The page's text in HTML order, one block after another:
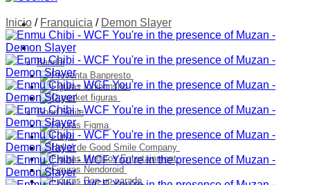
FIGURAS
Bandai
Good Smile
Inicio / Franquicia / Demon Slayer